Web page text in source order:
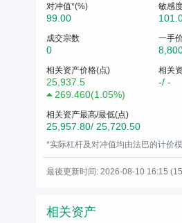
对冲值*(%)
99.00
敏感
成交宗数
0
一手
相关资产价格(点)
25,937.5
269.460(1.05%)
相关
-/ -
相关资产最高/最低(点)
25,957.80/ 25,720.50
*实际杠杆及对冲值均由法巴的计价
最後更新时间: 2026-08-10 16:15
相关资产